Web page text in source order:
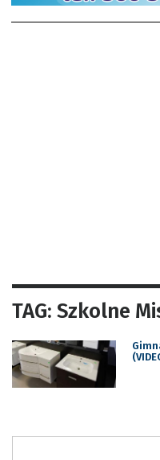
TAG: Szkolne